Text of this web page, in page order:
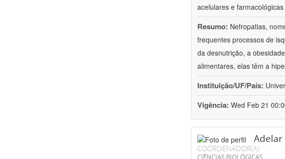
acelulares e farmacológicas
Resumo: Nefropatias,
frequentes processos de
da desnutrição, a
alimentares, elas têm a
Instituição/UF/País:
Vigência: Wed Feb 21
COORDENADOR(A)
CIÊNCIAS BIOLÓGICAS